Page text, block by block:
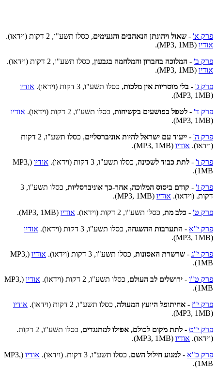
פרק א' - שאול ויהונתן הנאהבים והנעימים, כסלו תשע"ו, 2 דקות (וידאו).
אודיו (MP3, 1MB).
פרק ב' - המלוכה בחברון והמלחמה בגבעון, כסלו תשע"ו, 2 דקות (וידאו).
אודיו (MP3, 1MB).
פרק ג' - בלי מוסריות אין מלכות, כסלו תשע"ו, 3 דקות (וידאו).
אודיו
(MP3, 1MB).
פרק ד' - לטפל בפושעים בקשיחות, כסלו תשע"ו, 2 דקות (וידאו).
אודיו
(MP3, 1MB).
פרק ה' - ייעוד עם ישראל להיות אוניברסליים
, כסלו תשע"ו, 2 דקות
(וידאו). אודיו (MP3, 1MB).
פרק ו' - לתת כבוד לשכינה, כסלו תשע"ו, 3 דקות (וידאו). אודיו (MP3,
1MB).
פרק ז' - קודם ביסוס המלוכה, אחר-כך אוניברסליות
, כסלו תשע"ו, 3
דקות. (וידאו). אודיו (MP3, 1MB).
פרק ט' - כלב מת, כסלו תשע"ו, 2 דקות (וידאו). אודיו (MP3, 1MB).
פרק י"א - התערבות ההשגחה, כסלו תשע"ו, 3 דקות (וידאו).
אודיו
(MP3, 1MB).
פרק י"ג - שרשרת האסונות, כסלו תשע"ו, 3 דקות (וידאו). אודיו (MP3,
1MB).
פרק ט"ו - ירושלים לב העולם, כסלו תשע"ו, 2 דקות (וידאו). אודיו (MP3,
1MB).
פרק י"ז - אחיתופל היועץ המעולה, כסלו תשע"ו, 2 דקות (וידאו).
אודיו
(MP3, 1MB).
פרק י"ט - לתת מקום לכולם, אפילו למתנגדים
, כסלו תשע"ו, 2 דקות.
(וידאו). אודיו (MP3, 1MB).
פרק כ"א - למנוע חילול השם, כסלו תשע"ו, 3 דקות. (וידאו). אודיו (MP3,
1MB).